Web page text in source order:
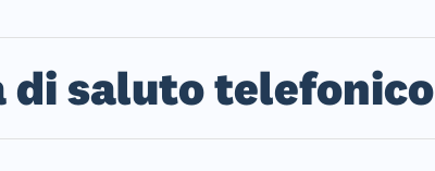
di saluto telefonico